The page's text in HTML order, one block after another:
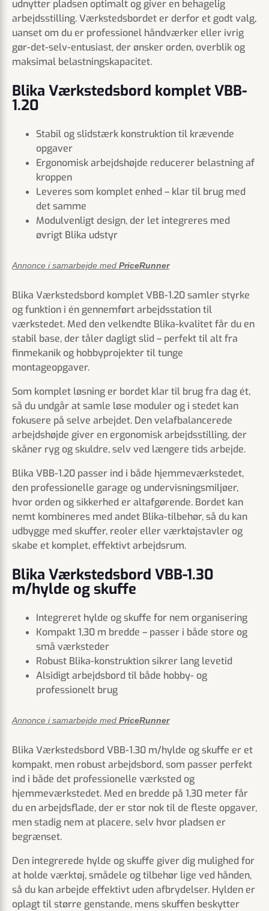
udnytter pladsen optimalt og giver en behagelig
arbejdsstilling. Værkstedsbordet er derfor et godt valg,
uanset om du er professionel håndværker eller ivrig
gør-det-selv-entusiast, der ønsker orden, overblik og
maksimal belastningskapacitet.
Blika Værkstedsbord komplet VBB-
1.20
Stabil og slidstærk konstruktion til krævende
opgaver
Ergonomisk arbejdshøjde reducerer belastning af
kroppen
Leveres som komplet enhed – klar til brug med
det samme
Modulvenligt design, der let integreres med
øvrigt Blika udstyr
Annonce i samarbejde med PriceRunner
Blika Værkstedsbord komplet VBB-1.20 samler styrke
og funktion i én gennemført arbejdsstation til
værkstedet. Med den velkendte Blika-kvalitet får du en
stabil base, der tåler dagligt slid – perfekt til alt fra
finmekanik og hobbyprojekter til tunge
montageopgaver.
Som komplet løsning er bordet klar til brug fra dag ét,
så du undgår at samle løse moduler og i stedet kan
fokusere på selve arbejdet. Den velafbalancerede
arbejdshøjde giver en ergonomisk arbejdsstilling, der
skåner ryg og skuldre, selv ved længere tids arbejde.
Blika VBB-1.20 passer ind i både hjemmeværkstedet,
den professionelle garage og undervisningsmiljøer,
hvor orden og sikkerhed er altafgørende. Bordet kan
nemt kombineres med andet Blika-tilbehør, så du kan
udbygge med skuffer, reoler eller værktøjstavler og
skabe et komplet, effektivt arbejdsrum.
Blika Værkstedsbord VBB-1.30
m/hylde og skuffe
Integreret hylde og skuffe for nem organisering
Kompakt 1,30 m bredde – passer i både store og
små værksteder
Robust Blika-konstruktion sikrer lang levetid
Alsidigt arbejdsbord til både hobby- og
professionelt brug
Annonce i samarbejde med PriceRunner
Blika Værkstedsbord VBB-1.30 m/hylde og skuffe er et
kompakt, men robust arbejdsbord, som passer perfekt
ind i både det professionelle værksted og
hjemmeværkstedet. Med en bredde på 1,30 meter får
du en arbejdsflade, der er stor nok til de fleste opgaver,
men stadig nem at placere, selv hvor pladsen er
begrænset.
Den integrerede hylde og skuffe giver dig mulighed for
at holde værktøj, smådele og tilbehør lige ved hånden,
så du kan arbejde effektivt uden afbrydelser. Hylden er
oplagt til større genstande, mens skuffen beskytter